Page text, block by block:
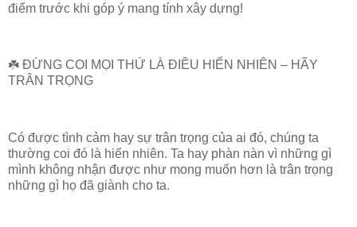
điểm trước khi góp ý mang tính xây dựng!
☘️ ĐỪNG COI MỌI THỨ LÀ ĐIỀU HIỂN NHIÊN – HÃY
TRÂN TRỌNG
Có được tình cảm hay sự trân trọng của ai đó, chúng ta
thường coi đó là hiển nhiên. Ta hay phàn nàn vì những gì
mình không nhận được như mong muốn hơn là trân trọng
những gì họ đã giành cho ta.